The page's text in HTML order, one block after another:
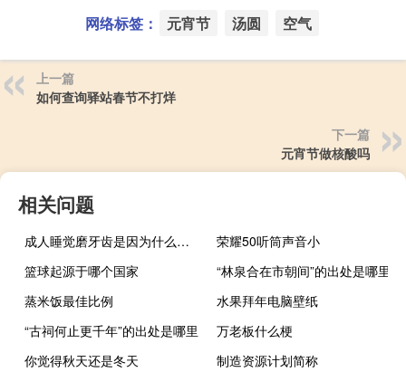
网络标签： 元宵节 汤圆 空气
上一篇
如何查询驿站春节不打烊
下一篇
元宵节做核酸吗
相关问题
成人睡觉磨牙齿是因为什么原因（成年人睡觉磨牙是什么原因）
荣耀50听筒声音小
篮球起源于哪个国家
“林泉合在市朝间”的出处是哪里
蒸米饭最佳比例
水果拜年电脑壁纸
“古祠何止更千年”的出处是哪里
万老板什么梗
你觉得秋天还是冬天
制造资源计划简称